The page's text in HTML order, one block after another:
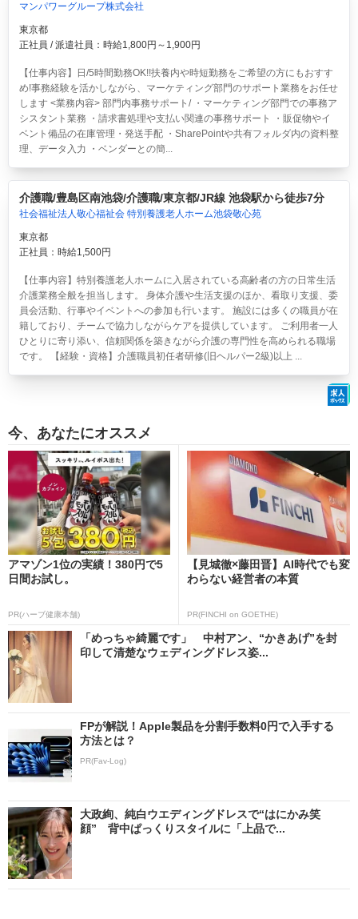
マンパワーグループ株式会社
東京都
正社員 / 派遣社員：時給1,800円～1,900円
【仕事内容】日/5時間勤務OK!!扶養内や時短勤務をご希望の方にもおすす
め!事務経験を活かしながら、マーケティング部門のサポート業務をお任せ
します <業務内容> 部門内事務サポート/ ・マーケティング部門での事務ア
シスタント業務 ・請求書処理や支払い関連の事務サポート ・販促物やイ
ベント備品の在庫管理・発送手配 ・SharePointや共有フォルダ内の資料整
理、データ入力 ・ベンダーとの簡...
介護職/豊島区南池袋/介護職/東京都/JR線 池袋駅から徒歩7分
社会福祉法人敬心福祉会 特別養護老人ホーム池袋敬心苑
東京都
正社員：時給1,500円
【仕事内容】特別養護老人ホームに入居されている高齢者の方の日常生活
介護業務全般を担当します。 身体介護や生活支援のほか、看取り支援、委
員会活動、行事やイベントへの参加も行います。 施設には多くの職員が在
籍しており、チームで協力しながらケアを提供しています。 ご利用者一人
ひとりに寄り添い、信頼関係を築きながら介護の専門性を高められる職場
です。 【経験・資格】介護職員初任者研修(旧ヘルパー2級)以上 ...
今、あなたにオススメ
アマゾン1位の実績！380円で5
日間お試し。
PR(ハーブ健康本舗)
【見城徹×藤田晋】AI時代でも変
わらない経営者の本質
PR(FINCHI on GOETHE)
「めっちゃ綺麗です」 中村アン、“かきあげ”を封
印して清楚なウェディングドレス姿...
FPが解説！Apple製品を分割手数料0円で入手する
方法とは？
PR(Fav-Log)
大政絢、純白ウエディングドレスで“はにかみ笑
顔” 背中ぱっくりスタイルに「上品で...